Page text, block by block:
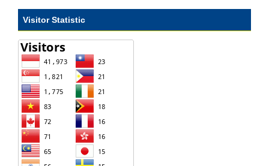
Visitor Statistic